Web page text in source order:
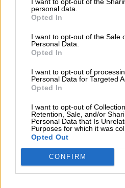
personal data.
Opted In
I want to opt-out of the Sale
Personal Data.
Opted In
I want to opt-out of
Personal Data for Targeted
Opted In
I want to opt-out of
Retention, Sale, and/or
Personal Data that Is
Purposes for which it was
Opted Out
CONFIRM
Por Juan Manuel
El Conflicto de Oriente
Un Nuevo Orden
en Construcción
Por Álvaro Frutos Rosado y Gabinete
Geopolítica de Crisis
Por Carlos Miranda